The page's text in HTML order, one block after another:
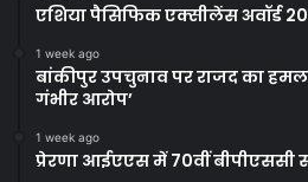
एशिया पैसिफिक एक्सीलेंस अवॉर्ड
1 week ago
बांकीपुर उपचुनाव पर राजद का
गंभीर आरोप’
1 week ago
प्रेरणा आईएएस में 70वीं बीपीएससी